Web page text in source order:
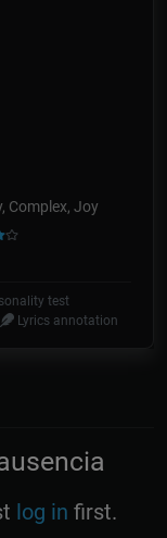
Complex, Joy
test
Lyrics annotation
log in first.